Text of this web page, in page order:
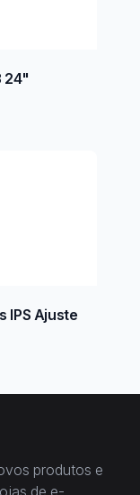
24"
IPS Ajuste
produtos e